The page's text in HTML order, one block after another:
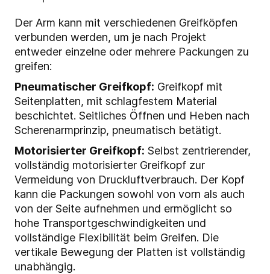
Der Arm kann mit verschiedenen Greifköpfen
verbunden werden, um je nach Projekt
entweder einzelne oder mehrere Packungen zu
greifen:
Pneumatischer Greifkopf: Greifkopf mit
Seitenplatten, mit schlagfestem Material
beschichtet. Seitliches Öffnen und Heben nach
Scherenarmprinzip, pneumatisch betätigt.
Motorisierter Greifkopf: Selbst zentrierender,
vollständig motorisierter Greifkopf zur
Vermeidung von Druckluftverbrauch. Der Kopf
kann die Packungen sowohl von vorn als auch
von der Seite aufnehmen und ermöglicht so
hohe Transportgeschwindigkeiten und
vollständige Flexibilität beim Greifen. Die
vertikale Bewegung der Platten ist vollständig
unabhängig.